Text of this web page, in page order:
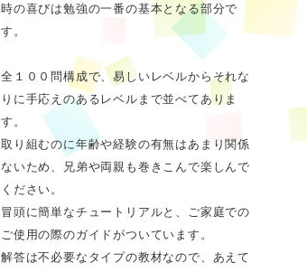
時の喜びは勉強の一番の基本となる部分で
す。
全１００問構成で、易しいレベルからそれな
りに手応えのあるレベルまで並べてありま
す。
取り組むのに年齢や経験の有無はあまり関係
ないため、兄弟や両親も巻きこんで楽しんで
ください。
冒頭に簡単なチュートリアルと、ご家庭での
ご使用の際のガイドがついています。
解答は不必要なタイプの教材なので、あえて